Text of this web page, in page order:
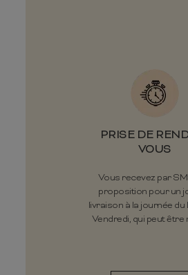
PRISE DE
VOUS
Vous recevez par
proposition pour un
livraison à la journée du
Vendredi, qui peut être